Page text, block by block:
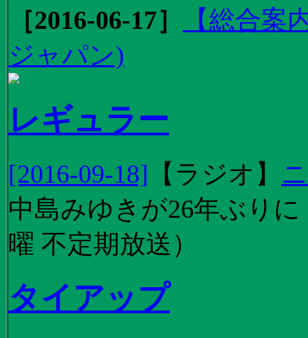
［2016-06-17］
【総合
ジャパン)
レギュラー
[2016-09-18] 【 ラジオ 】
中島みゆきが26年ぶり
曜 不定期放送）
タイアップ